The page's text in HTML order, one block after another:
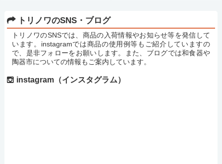
トリノワのSNS・ブログ
トリノワのSNSでは、商品の入荷情報やお知らせ等を発信して
います。instagramでは商品の使用例等もご紹介していますの
で、是非フォローをお願いします。また、ブログでは和食器や
陶器市についての情報もご案内しています。
instagram（インスタグラム）